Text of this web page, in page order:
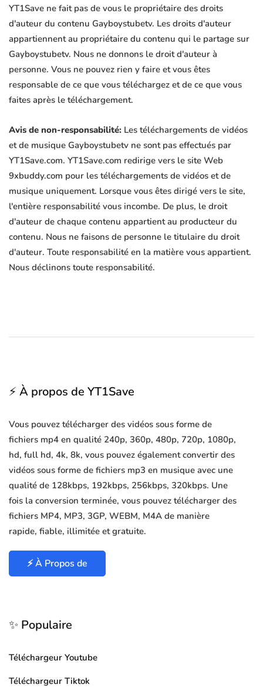
YT1Save ne fait pas de vous le propriétaire des droits
d'auteur du contenu Gayboystubetv. Les droits d'auteur
appartiennent au propriétaire du contenu qui le partage sur
Gayboystubetv. Nous ne donnons le droit d'auteur à
personne. Vous ne pouvez rien y faire et vous êtes
responsable de ce que vous téléchargez et de ce que vous
faites après le téléchargement.
Avis de non-responsabilité: Les téléchargements de vidéos
et de musique Gayboystubetv ne sont pas effectués par
YT1Save.com. YT1Save.com redirige vers le site Web
9xbuddy.com pour les téléchargements de vidéos et de
musique uniquement. Lorsque vous êtes dirigé vers le site,
l'entière responsabilité vous incombe. De plus, le droit
d'auteur de chaque contenu appartient au producteur du
contenu. Nous ne faisons de personne le titulaire du droit
d'auteur. Toute responsabilité en la matière vous appartient.
Nous déclinons toute responsabilité.
⚡ À propos de YT1Save
Vous pouvez télécharger des vidéos sous forme de
fichiers mp4 en qualité 240p, 360p, 480p, 720p, 1080p,
hd, full hd, 4k, 8k, vous pouvez également convertir des
vidéos sous forme de fichiers mp3 en musique avec une
qualité de 128kbps, 192kbps, 256kbps, 320kbps. Une
fois la conversion terminée, vous pouvez télécharger des
fichiers MP4, MP3, 3GP, WEBM, M4A de manière
rapide, fiable, illimitée et gratuite.
⚡ À Propos de
✨ Populaire
Téléchargeur Youtube
Téléchargeur Tiktok